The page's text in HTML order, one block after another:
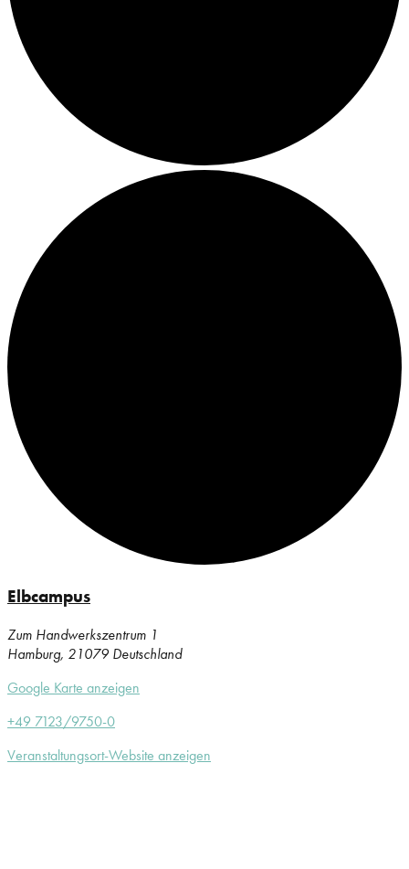
Elbcampus
Zum Handwerkszentrum 1
Hamburg, 21079 Deutschland
Google Karte anzeigen
+49 7123/9750-0
Veranstaltungsort-Website anzeigen